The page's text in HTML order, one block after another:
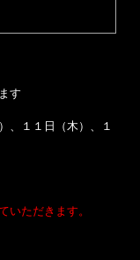
す
、１１日（木）、１
いただきます。